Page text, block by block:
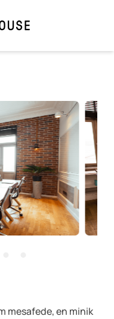
mesafede, en minik